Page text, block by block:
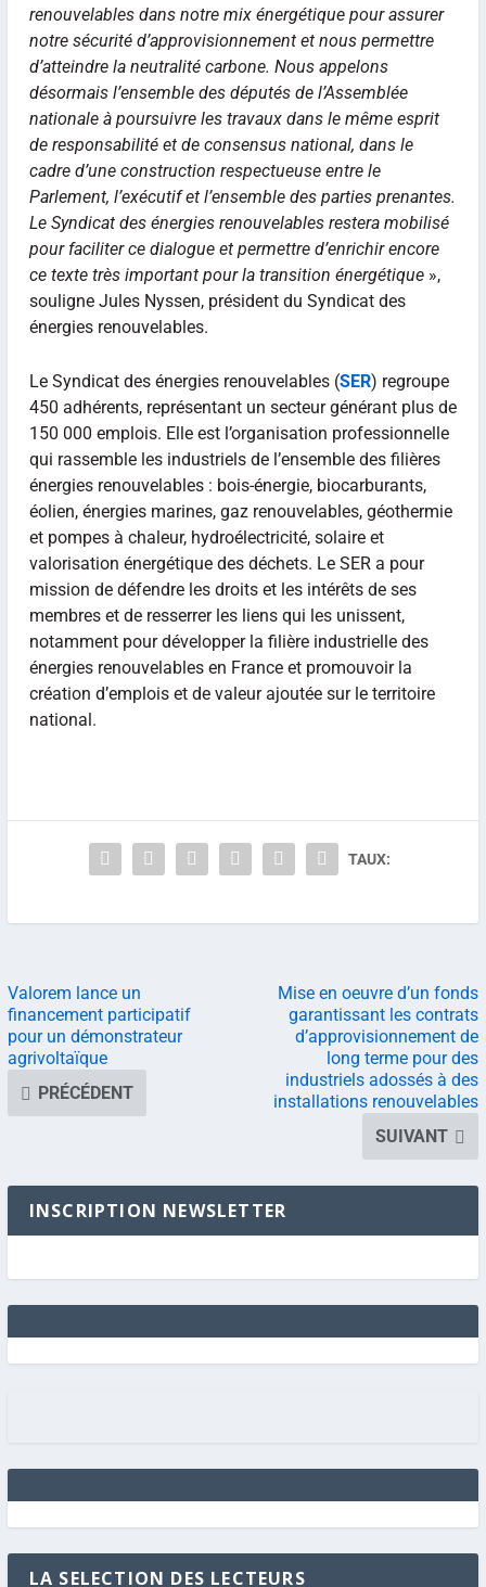
renouvelables dans notre mix énergétique pour assurer
notre sécurité d’approvisionnement et nous permettre
d’atteindre la neutralité carbone. Nous appelons
désormais l’ensemble des députés de l’Assemblée
nationale à poursuivre les travaux dans le même esprit
de responsabilité et de consensus national, dans le
cadre d’une construction respectueuse entre le
Parlement, l’exécutif et l’ensemble des parties prenantes.
Le Syndicat des énergies renouvelables restera mobilisé
pour faciliter ce dialogue et permettre d’enrichir encore
ce texte très important pour la transition énergétique»,
souligne Jules Nyssen, président du Syndicat des
énergies renouvelables.
Le Syndicat des énergies renouvelables (SER) regroupe
450 adhérents, représentant un secteur générant plus de
150 000 emplois. Elle est l’organisation professionnelle
qui rassemble les industriels de l’ensemble des filières
énergies renouvelables : bois-énergie, biocarburants,
éolien, énergies marines, gaz renouvelables, géothermie
et pompes à chaleur, hydroélectricité, solaire et
valorisation énergétique des déchets. Le SER a pour
mission de défendre les droits et les intérêts de ses
membres et de resserrer les liens qui les unissent,
notamment pour développer la filière industrielle des
énergies renouvelables en France et promouvoir la
création d’emplois et de valeur ajoutée sur le territoire
national.
TAUX:
Valorem lance un
financement participatif
pour un démonstrateur
agrivoltaïque
PRÉCÉDENT
Mise en oeuvre d’un fonds
garantissant les contrats
d’approvisionnement de
long terme pour des
industriels adossés à des
installations renouvelables
SUIVANT
INSCRIPTION NEWSLETTER
LA SELECTION DES LECTEURS